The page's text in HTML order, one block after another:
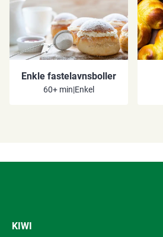
Enkle fastelavnsboller
60+ min|Enkel
KIWI